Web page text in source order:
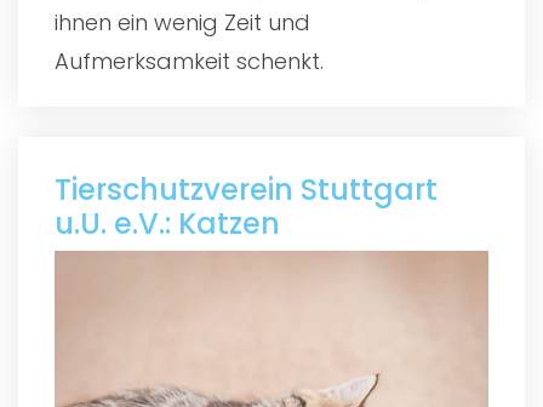
ihnen ein wenig Zeit und
Aufmerksamkeit schenkt.
Tierschutzverein Stuttgart
u.U. e.V.: Katzen